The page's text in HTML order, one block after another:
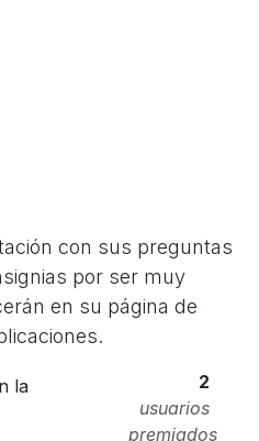
con sus preguntas
por ser muy
en su página de
la
2
usuarios
premiados